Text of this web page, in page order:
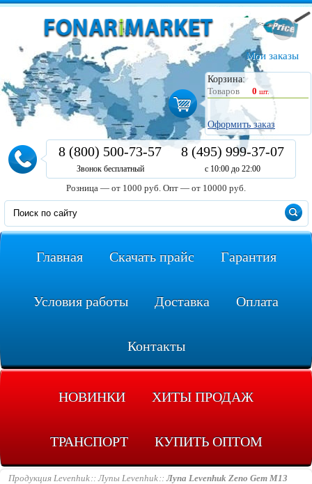
Мои заказы
Корзина:
Товаров
0 шт.
Оформить заказ
8 (800) 500-73-57
Звонок бесплатный
8 (495) 999-37-07
с 10:00 до 22:00
Розница — от 1000 руб. Опт — от 10000 руб.
Главная Скачать прайс Гарантия
Условия работы Доставка Оплата
Контакты
НОВИНКИ ХИТЫ ПРОДАЖ
ТРАНСПОРТ КУПИТЬ ОПТОМ
Продукция Levenhuk Лупы Levenhuk Лупа Levenhuk Zeno Gem M13